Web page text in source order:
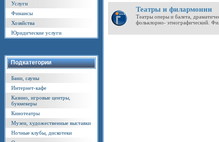
Услуги
Финансы
Хозяйства
Юридические услуги
Подкатегории
Бани, сауны
Интернет-кафе
Казино, игровые центры,
букмекеры
Кинотеатры
Музеи, художественные выставки
Ночные клубы, дискотеки
Театры и филармонии
Театры оперы и балета,
фольклорно- этнографический.